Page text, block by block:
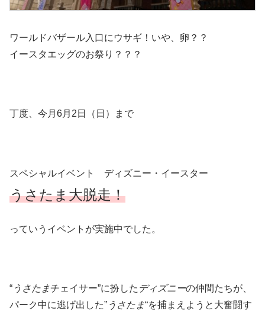
ワールドバザール入口にウサギ！いや、卵？？
イースタエッグのお祭り？？？
丁度、今月6月2日（日）まで
スペシャルイベント ディズニー・イースター
うさたま大脱走！
っていうイベントが実施中でした。
“ うさたまチェイサー”に扮した ディズニーの仲間たちが、
パーク中に逃げ出した” うさたま“を捕まえようと大奮闘す